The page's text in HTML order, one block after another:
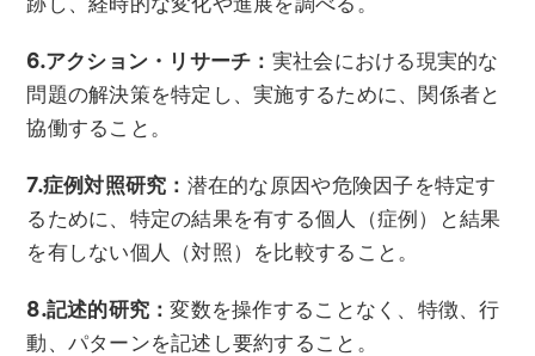
6.アクション・リサーチ： 実社会における現実的な
問題の解決策を特定し、実施するために、関係者と
協働すること。
7.症例対照研究： 潜在的な原因や危険因子を特定す
るために、特定の結果を有する個人（症例）と結果
を有しない個人（対照）を比較すること。
8.記述的研究：変数を操作することなく、特徴、行
動、パターンを記述し要約すること。